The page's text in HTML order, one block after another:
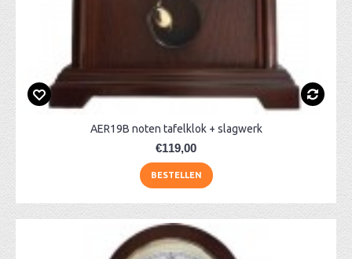
AER19B noten tafelklok + slagwerk
€119,00
BESTELLEN